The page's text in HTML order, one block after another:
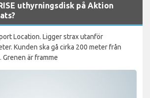
uthyrningsdisk på Aktion
Location. Ligger strax utanför
Kunden ska gå cirka 200 meter från
är framme